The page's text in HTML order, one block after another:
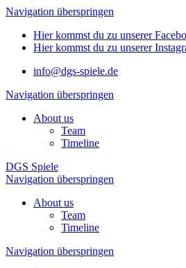
Navigation überspringen
Hier kommst du zu unserer
Hier kommst du zu unserer
info@dgs-spiele.de
Navigation überspringen
About us
Team
Timeline
DGS Spiele
Navigation überspringen
About us
Team
Timeline
Navigation überspringen